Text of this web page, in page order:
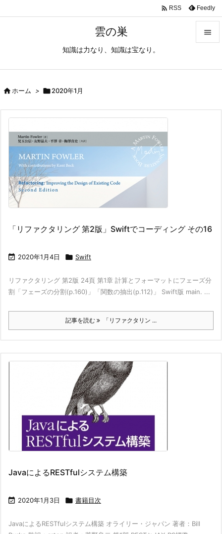
雲の巣
知識は力なり、知識は宝なり。

 RSS Feedly
ホーム > 2020年1月
「リファクタリング 第2版」Swiftでコーディング その16
 2020年1月4日  Swift
リファクタリング 第2版 24頁 第1章 計算とフォーマットにフェーズ分
割「フェーズの分割(p.160)」「関数の抽出(p.112)」 Swift版 main. ...
記事を読む 「リファクタリン ...
JavaによるRESTfulシステム構築
 2020年1月3日  書籍目次
JavaによるRESTfulシステム構築 オライリー・ジャパン 著者：Bill